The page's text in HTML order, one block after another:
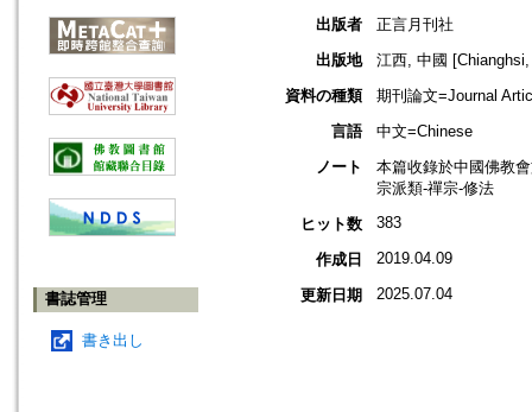
書誌管理
書き出し
出版者
正言月刊社
出版地
江西, 中國
資料の種類
期刊論文=Journal
言語
中文=Chinese
ノート
本篇收錄於中國佛教
宗派類-禪宗-修法
ヒット数
383
作成日 2019.04.09
更新日期 2025.07.04